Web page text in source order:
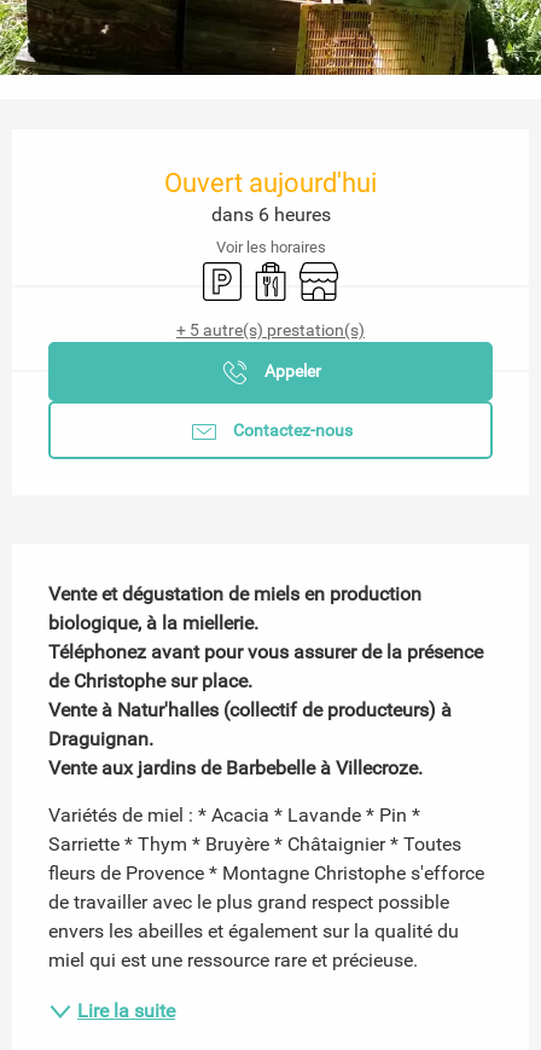
Ouvert aujourd'hui
dans 6 heures
Voir les horaires
ParkingVente à emporter
Boutique
+ 5 autre(s) prestation(s)
Appeler
Contactez-nous
Vente et dégustation de miels en production
biologique, à la miellerie.
Téléphonez avant pour vous assurer de la présence
de Christophe sur place.
Vente à Natur'halles (collectif de producteurs) à
Draguignan.
Vente aux jardins de Barbebelle à Villecroze.
Variétés de miel : * Acacia * Lavande * Pin *
Sarriette * Thym * Bruyère * Châtaignier * Toutes
fleurs de Provence * Montagne Christophe s'efforce
de travailler avec le plus grand respect possible
envers les abeilles et également sur la qualité du
miel qui est une ressource rare et précieuse.
Lire la suite